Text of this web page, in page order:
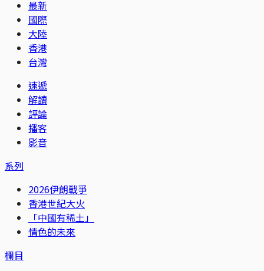
最新
國際
大陸
香港
台灣
速遞
解讀
評論
播客
影音
系列
2026伊朗戰爭
香港世紀大火
「中國有稀土」
情色的未來
欄目